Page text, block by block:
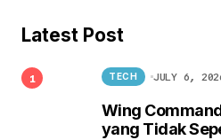
Latest Post
Wing
yang Tidak
TECH JULY 6,